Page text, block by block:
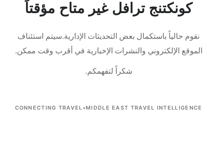
كونكتنج ترافل غير متاح مؤقتاً
نقوم حالياً باستكمال بعض التحديثات الإدارية.سيتم استئناف
الموقع الإلكتروني والنشرات الإخبارية في أقرب وقت ممكن.
شكراً لتفهمكم.
CONNECTING TRAVEL •MIDDLE EAST TRAVEL INTELLIGENCE